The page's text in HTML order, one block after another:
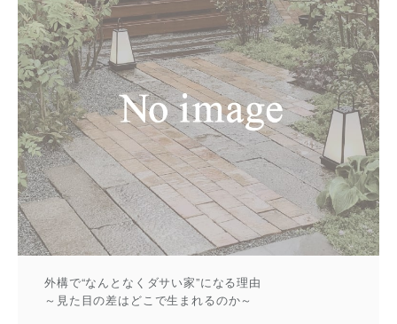
外構で“なんとなくダサい家”になる理由
～見た目の差はどこで生まれるのか～